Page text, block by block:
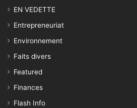
EN VEDETTE
Entrepreneuriat
Environnement
Faits divers
Featured
Finances
Flash Info